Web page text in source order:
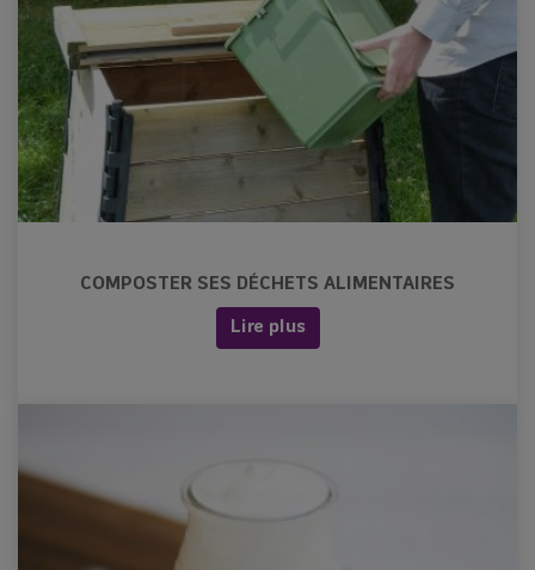
COMPOSTER SES DÉCHETS ALIMENTAIRES
Lire plus